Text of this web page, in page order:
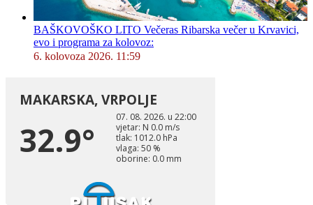
BAŠKOVOŠKO LITO Večeras Ribarska večer u Krvavici,
evo i programa za kolovoz:
6. kolovoza 2026. 11:59